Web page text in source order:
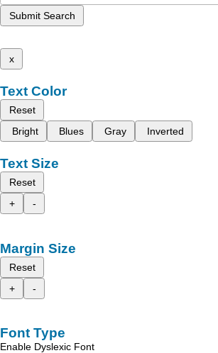
Submit Search
x
Text Color
Reset
Bright
Blues Gray Inverted
Text Size
Reset
+
-
Margin Size
Reset
+
-
Font Type
Enable Dyslexic Font